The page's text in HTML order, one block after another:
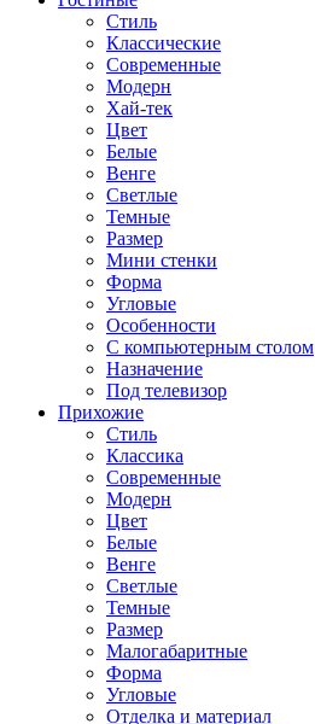
Стиль
Классические
Современные
Модерн
Хай-тек
Цвет
Белые
Венге
Светлые
Темные
Размер
Мини стенки
Форма
Угловые
Особенности
С компьютерным столом
Назначение
Под телевизор
Прихожие
Стиль
Классика
Современные
Модерн
Цвет
Белые
Венге
Светлые
Темные
Размер
Малогабаритные
Форма
Угловые
Отделка и материал